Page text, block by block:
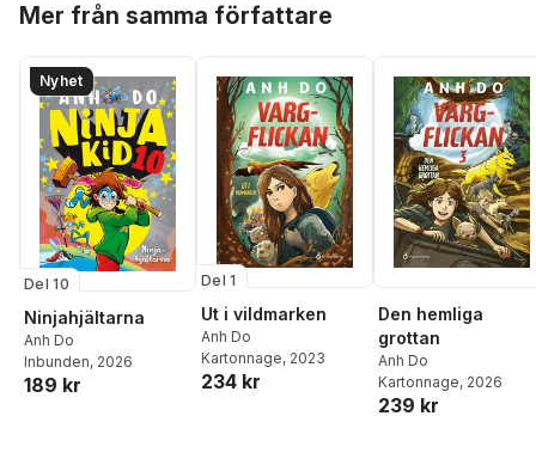
Mer från samma författare
Nyhet
Del 10
Ninjahjältarna
Anh Do
Inbunden, 2026
189 kr
Del 1
Ut i vildmarken
Anh Do
Kartonnage, 2023
234 kr
Den hemliga
grottan
Anh Do
Kartonnage, 2026
239 kr